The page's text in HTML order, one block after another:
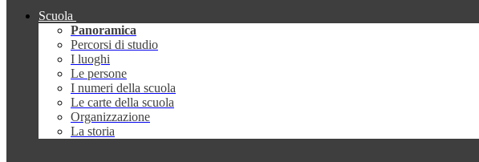
Scuola
Panoramica
Percorsi di studio
I luoghi
Le persone
I numeri della scuola
Le carte della scuola
Organizzazione
La storia